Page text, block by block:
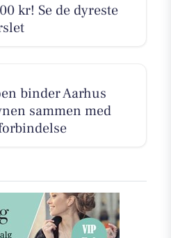
kr! Se de dyreste
binder Aarhus
sammen med